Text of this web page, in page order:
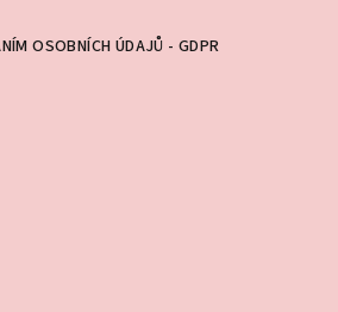
OSOBNÍCH ÚDAJŮ - GDPR